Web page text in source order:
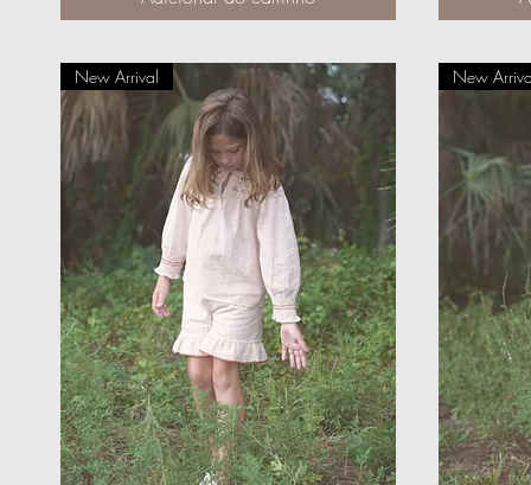
New Arrival New